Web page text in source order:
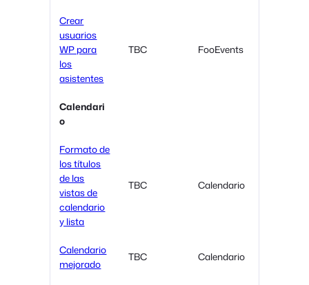
Crear
usuarios
WP para
los
asistentes
TBC FooEvents
Calendari
o
Formato de
los títulos
de las
vistas de
calendario
y lista
TBC Calendario
Calendario
mejorado
TBC Calendario